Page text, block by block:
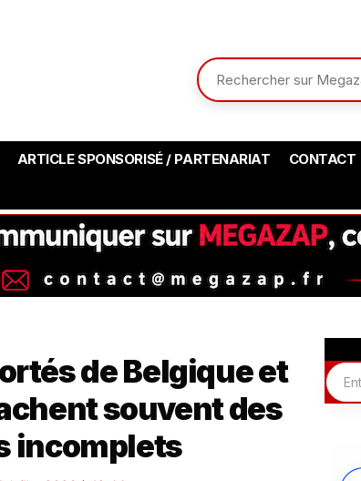
ARTICLE SPONSORISÉ / PARTENARIAT CONTACT
de Belgique et
souvent des
incomplets